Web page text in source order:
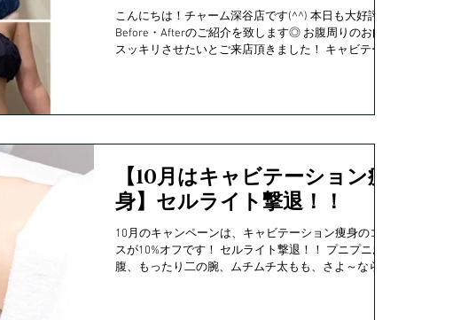
こんにちは！チャーム深谷店です(^^) 本日も大好評の
Before・Afterのご紹介を致します◎ お腹周りのお肉を
スッキリさせたいとご来店頂きました！ キャビテーシ
【10月はキャビテーション痩
身】セルライト撃退！！
10月のキャンペーンは、キャビテーション痩身のコー
スが10%オフです！ セルライト撃退！！ プニプニお
腹、もったり二の腕、ムチムチ太もも、さよ～なら～